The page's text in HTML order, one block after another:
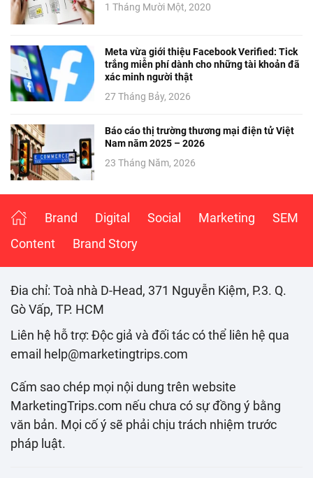
1 Tháng Mười Một, 2020
Meta vừa giới thiệu Facebook Verified: Tick
trắng miễn phí dành cho những tài khoản đã
xác minh người thật
27 Tháng Bảy, 2026
Báo cáo thị trường thương mại điện tử Việt
Nam năm 2025 – 2026
23 Tháng Năm, 2026
Brand Digital Social Marketing
SEM
Content
Brand Story
Đia chỉ: Toà nhà D-Head, 371 Nguyễn Kiệm, P.3. Q.
Gò Vấp, TP. HCM
Liên hệ hỗ trợ: Độc giả và đối tác có thể liên hệ qua
email help@marketingtrips.com
Cấm sao chép mọi nội dung trên website
MarketingTrips.com nếu chưa có sự đồng ý bằng
văn bản. Mọi cố ý sẽ phải chịu trách nhiệm trước
pháp luật.